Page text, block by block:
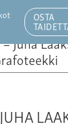
OSTA
Juha
JUHA